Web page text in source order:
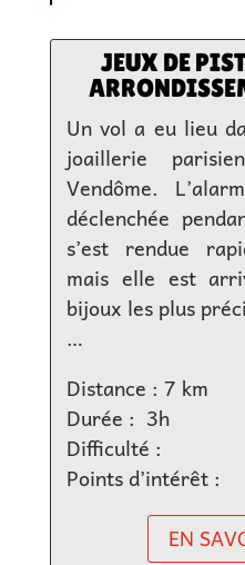
JEUX DE
Un vol a eu lieu
joaillerie
Vendôme.
déclenchée
s’est rendue
mais elle est
bijoux les plus
…
Distance : 7 km
Durée : 3h
Difficulté :
Points d’intérêt :
EN